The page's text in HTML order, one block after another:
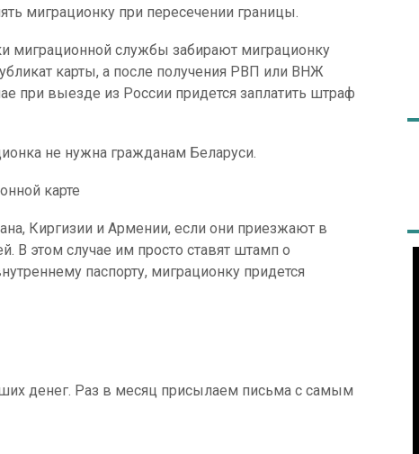
миграционку при пересечении границы.
службы забирают миграционку
карты, а после получения РВП или ВНЖ
при выезде из России придется заплатить штраф
не нужна гражданам Беларуси.
карте
Киргизии и Армении, если они приезжают в
В этом случае им просто ставят штамп о
паспорту, миграционку придется
денег. Раз в месяц присылаем письма с самым